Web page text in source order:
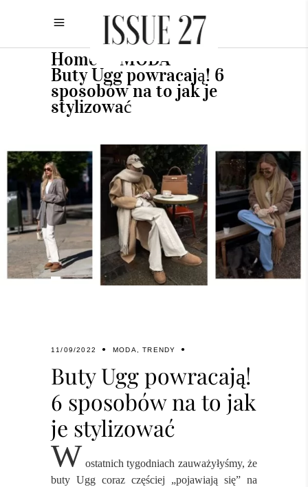
Home MODA
Buty Ugg powracają! 6
sposobów na to jak je
stylizować
11/09/2022 MODA,TRENDY
Buty Ugg powracają!
6 sposobów na to jak
je stylizować
W ostatnich tygodniach zauważyłyśmy, że
buty Ugg coraz częściej „pojawiają się” na